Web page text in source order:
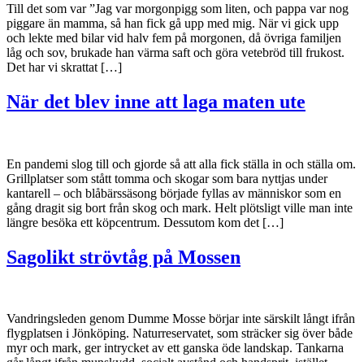
Till det som var ”Jag var morgonpigg som liten, och pappa var nog
piggare än mamma, så han fick gå upp med mig. När vi gick upp
och lekte med bilar vid halv fem på morgonen, då övriga familjen
låg och sov, brukade han värma saft och göra vetebröd till frukost.
Det har vi skrattat […]
När det blev inne att laga maten ute
En pandemi slog till och gjorde så att alla fick ställa in och ställa om.
Grillplatser som stått tomma och skogar som bara nyttjas under
kantarell – och blåbärssäsong började fyllas av människor som en
gång dragit sig bort från skog och mark. Helt plötsligt ville man inte
längre besöka ett köpcentrum. Dessutom kom det […]
Sagolikt strövtåg på Mossen
Vandringsleden genom Dumme Mosse börjar inte särskilt långt ifrån
flygplatsen i Jönköping. Naturreservatet, som sträcker sig över både
myr och mark, ger intrycket av ett ganska öde landskap. Tankarna